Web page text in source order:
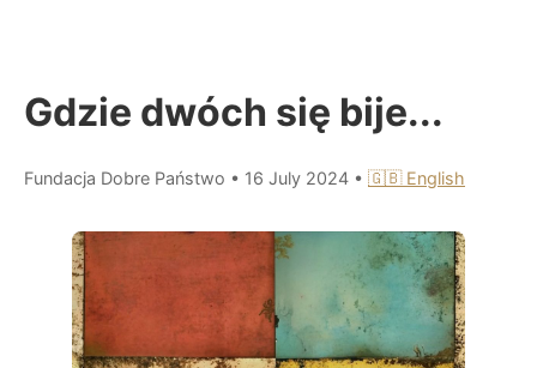
Gdzie dwóch się bije...
Fundacja Dobre Państwo • 16 July 2024 • 🇬🇧 English